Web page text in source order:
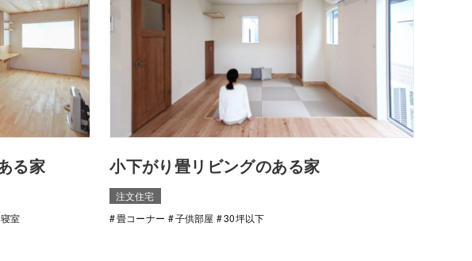
る家
寝室
小下がり畳リビングのある家
注文住宅
畳コーナー
子供部屋 30坪以下